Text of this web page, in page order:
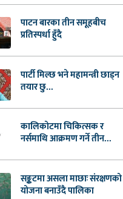
पाटन बारका तीन समूहबीच
प्रतिस्पर्धा हुँदै
पार्टी मिल्छ भने महामन्त्री छाड्न
तयार छु...
कालिकोटमा चिकित्सक र
नर्समाथि आक्रमण गर्ने तीन...
सङ्कटमा असला माछाः संरक्षणको
योजना बनाउँदै पालिका